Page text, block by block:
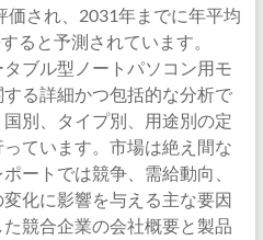
価され、2031年までに年平均
ると予測されています。
ブル型ノートパソコン用モ
る詳細かつ包括的な分析で
別、タイプ別、用途別の定
ています。市場は絶え間な
ートでは競争、需給動向、
化に影響を与える主な要因
競合企業の会社概要と製品